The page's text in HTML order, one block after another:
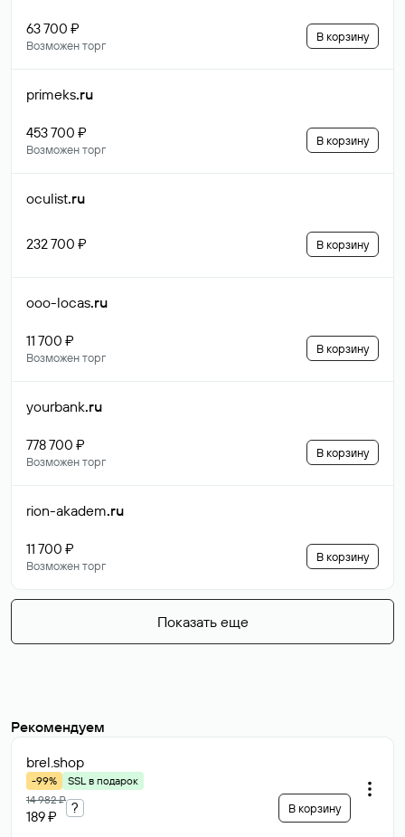
63 700 ₽
Возможен торг
В корзину
primeks.ru
453 700 ₽
Возможен торг
В корзину
oculist.ru
232 700 ₽ В корзину
ooo-locas.ru
11 700 ₽
Возможен торг
В корзину
yourbank.ru
778 700 ₽
Возможен торг
В корзину
rion-akadem.ru
11 700 ₽
Возможен торг
В корзину
Показать еще
Рекомендуем
brel.shop
-99%
SSL в подарок
14 982 ₽
189 ₽
? В корзину